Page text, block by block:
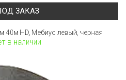
ЗАКАЗ
40м HD, Мебиус левый, черная
в наличии